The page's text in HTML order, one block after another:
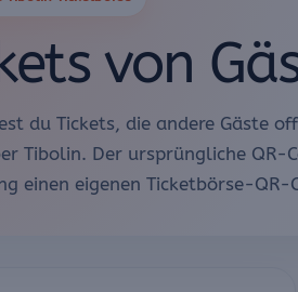
von
du Tickets, die andere Gäste
Tibolin. Der ursprüngliche
einen eigenen Ticketbörse-QR-